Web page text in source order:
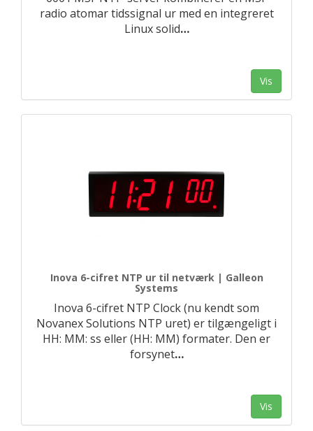
radio atomar tidssignal ur med en integreret
Linux solid…
Vis
Inova 6-cifret NTP ur til netværk | Galleon
Systems
Inova 6-cifret NTP Clock (nu kendt som
Novanex Solutions NTP uret) er tilgængeligt i
HH: MM: ss eller (HH: MM) formater. Den er
forsynet…
Vis